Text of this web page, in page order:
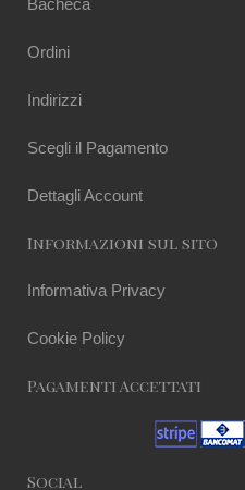
Ordini
Indirizzi
Scegli il Pagamento
Dettagli Account
Informazioni sul sito
Informativa Privacy
Cookie Policy
Pagamenti Accettati
Social